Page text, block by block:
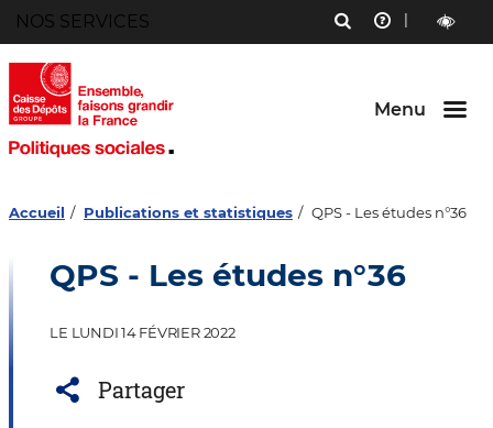
Aller au
contenu
Aller au
menu
Aller au
bouton
et
contraste
NOS SERVICES
Menu
RECHERCHE
AIDE
Menu
Accueil Publications et statistiques QPS - Les études n°36
QPS - Les études n°36
LE LUNDI 14 FÉVRIER 2022
Partager